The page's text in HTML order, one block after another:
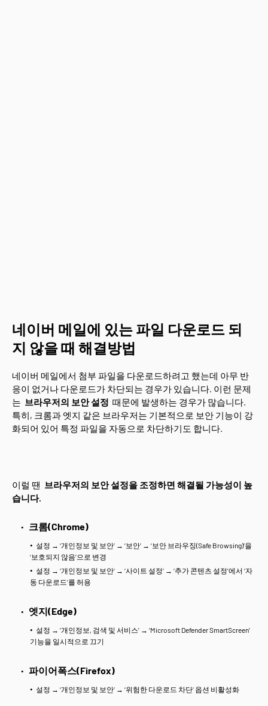
네이버 메일에 있는 파일 다운로드 되
지 않을 때 해결방법
네이버 메일에서 첨부 파일을 다운로드하려고 했는데 아무 반
응이 없거나 다운로드가 차단되는 경우가 있습니다. 이런 문제
는 브라우저의 보안 설정 때문에 발생하는 경우가 많습니다.
특히, 크롬과 엣지 같은 브라우저는 기본적으로 보안 기능이 강
화되어 있어 특정 파일을 자동으로 차단하기도 합니다.
이럴 땐 브라우저의 보안 설정을 조정하면 해결될 가능성이 높
습니다.
크롬(Chrome)
설정 → ‘개인정보 및 보안’ → ‘보안’ → ‘보안 브라우징(Safe Browsing)’을
‘보호되지 않음’으로 변경
설정 → ‘개인정보 및 보안’ → ‘사이트 설정’ → ‘추가 콘텐츠 설정’에서 ‘자
동 다운로드’를 허용
엣지(Edge)
설정 → ‘개인정보, 검색 및 서비스’ → ‘Microsoft Defender SmartScreen’
기능을 일시적으로 끄기
파이어폭스(Firefox)
설정 → ‘개인정보 및 보안’ → ‘위험한 다운로드 차단’ 옵션 비활성화